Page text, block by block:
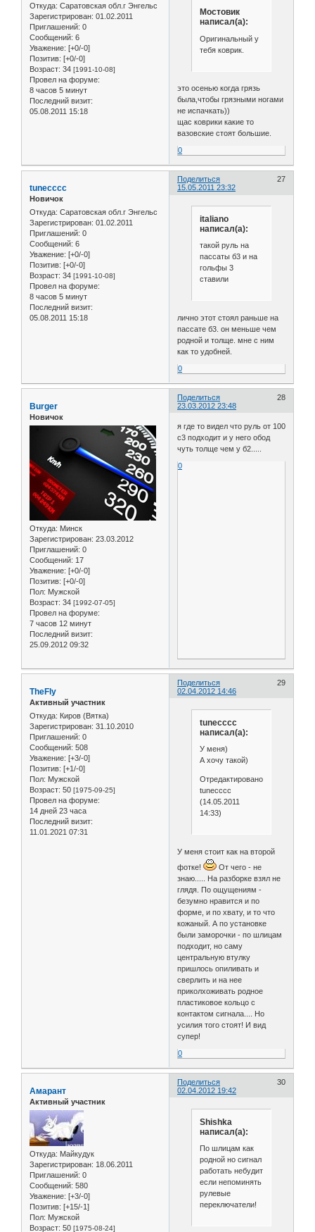
Откуда: Саратовская обл.г Энгельс
Зарегистрирован: 01.02.2011
Приглашений: 0
Сообщений: 6
Уважение: [+0/-0]
Позитив: [+0/-0]
Возраст: 34 [1991-10-08]
Провел на форуме:
8 часов 5 минут
Последний визит:
05.08.2011 15:18
Мостовик
написал(а):
Оригинальный у
тебя коврик.
это осенью когда грязь
была,чтобы грязными ногами
не испачкать))
щас коврики какие то
вазовские стоят большие.
0
Поделиться
27
15.05.2011 23:32
tunecccc
Новичок
Откуда: Саратовская обл.г Энгельс
Зарегистрирован: 01.02.2011
Приглашений: 0
Сообщений: 6
Уважение: [+0/-0]
Позитив: [+0/-0]
Возраст: 34 [1991-10-08]
Провел на форуме:
8 часов 5 минут
Последний визит:
05.08.2011 15:18
italiano
написал(а):
такой руль на
пассаты б3 и на
гольфы 3
ставили
лично этот стоял раньше на
пассате б3. он меньше чем
родной и толще. мне с ним
как то удобней.
0
Поделиться
28
23.03.2012 23:48
Burger
Новичок
Откуда: Минск
Зарегистрирован: 23.03.2012
Приглашений: 0
Сообщений: 17
Уважение: [+0/-0]
Позитив: [+0/-0]
Пол: Мужской
Возраст: 34 [1992-07-05]
Провел на форуме:
7 часов 12 минут
Последний визит:
25.09.2012 09:32
я где то видел что руль от 100
с3 подходит и у него обод
чуть толще чем у б2.....
0
Поделиться
29
02.04.2012 14:46
TheFly
Активный участник
Откуда: Киров (Вятка)
Зарегистрирован: 31.10.2010
Приглашений: 0
Сообщений: 508
Уважение: [+3/-0]
Позитив: [+1/-0]
Пол: Мужской
Возраст: 50 [1975-09-25]
Провел на форуме:
14 дней 23 часа
Последний визит:
11.01.2021 07:31
tunecccc
написал(а):
У меня)
А хочу такой)
Отредактировано
tunecccc
(14.05.2011
14:33)
У меня стоит как на второй
фотке!
От чего - не
знаю..... На разборке взял не
глядя. По ощущениям -
безумно нравится и по
форме, и по хвату, и то что
кожаный. А по установке
были заморочки - по шлицам
подходит, но саму
центральную втулку
пришлось опиливать и
сверлить и на нее
приколхоживать родное
пластиковое кольцо с
контактом сигнала.... Но
усилия того стоят! И вид
супер!
0
Поделиться
30
02.04.2012 19:42
Амарант
Активный участник
Откуда: Майкудук
Зарегистрирован: 18.06.2011
Приглашений: 0
Сообщений: 580
Уважение: [+3/-0]
Позитив: [+15/-1]
Пол: Мужской
Возраст: 50 [1975-08-24]
Shishka
написал(а):
По шлицам как
родной но сигнал
работать небудит
если непоминять
рулевые
переключатели!